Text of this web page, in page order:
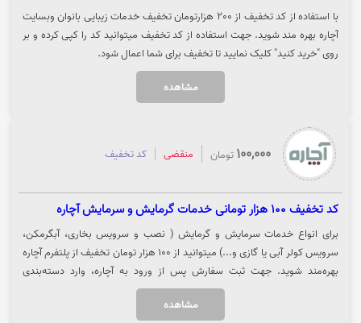
با استفاده از کد تخفیف از 200 هزارتومان تخفیف خدمات زیبایی بانوان وبسایت
آچاره بهره مند شوید. جهت استفاده از کد تخفیف میتوانید کد را کپی کرده و بر
روی "خرید کنید" کلیک نمایید تا تخفیف برای شما اعمال شود.
مشاهده
100,000 تومان منقضی کد تخفیف
کد تخفیف 100 هزار تومانی خدمات گرمایش و سرمایش آچاره
برای انواع خدمات سرمایش و گرمایش ( نصب و سرویس بخاری، آبگرمکن،
سرویس کولر آبی یا گازی و...) میتوانید از 100 هزار تومان تخفیف از پلتفرم آچاره
بهره‌مند شوید. جهت ثبت سفارش پس از ورود به آچاره، وارد دسته‌بندی
سرمایش و گرمایش شده و خدمات مورد نظر خود را انتخاب نمایید. جهت
استفاده از تخفیف روی گزینه "خرید کنید" کلیک نمایید.
مشاهده